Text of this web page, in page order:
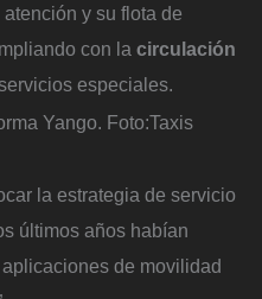
y su flota de
con la circulación
especiales.
Yango. Foto:Taxis
la estrategia de servicio
últimos años habían
de movilidad